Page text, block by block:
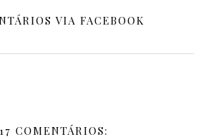
VIA FACEBOOK
17 COMENTÁRIOS: